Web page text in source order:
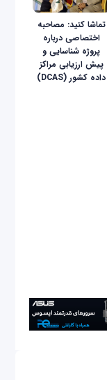
تماشا کنید: مصاحبه
اختصاصی درباره
پروژه شناسایی و
پیش ارزیابی مراکز
داده کشور (DCAS)